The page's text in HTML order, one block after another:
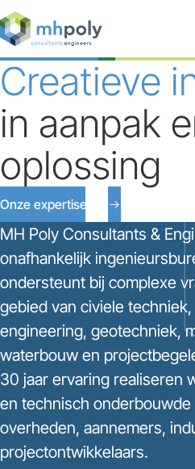
Expertises
Projecten
Werken bij
Contact
Creatieve
in aanpak
oplossing
Onze expertises
MH Poly Consultants &
onafhankelijk
ondersteunt bij complexe
gebied van civiele
engineering, geotechniek,
waterbouw en
30 jaar ervaring realiseren
en technisch
overheden, aannemers,
projectontwikkelaars.